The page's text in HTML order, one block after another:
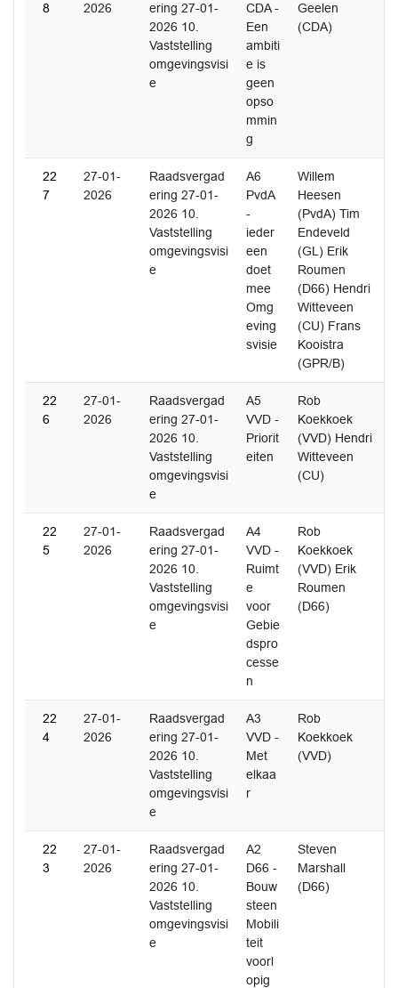
8
2026
ering 27-01-
2026 10.
Vaststelling
omgevingsvisi
e
CDA -
Een
ambiti
e is
geen
opso
mmin
g
Geelen
(CDA)
22
7
27-01-
2026
Raadsvergad
ering 27-01-
2026 10.
Vaststelling
omgevingsvisi
e
A6
PvdA
-
ieder
een
doet
mee
Omg
eving
svisie
Willem
Heesen
(PvdA) Tim
Endeveld
(GL) Erik
Roumen
(D66) Hendri
Witteveen
(CU) Frans
Kooistra
(GPR/B)
22
6
27-01-
2026
Raadsvergad
ering 27-01-
2026 10.
Vaststelling
omgevingsvisi
e
A5
VVD -
Priorit
eiten
Rob
Koekkoek
(VVD) Hendri
Witteveen
(CU)
22
5
27-01-
2026
Raadsvergad
ering 27-01-
2026 10.
Vaststelling
omgevingsvisi
e
A4
VVD -
Ruimt
e
voor
Gebie
dspro
cesse
n
Rob
Koekkoek
(VVD) Erik
Roumen
(D66)
22
4
27-01-
2026
Raadsvergad
ering 27-01-
2026 10.
Vaststelling
omgevingsvisi
e
A3
VVD -
Met
elkaa
r
Rob
Koekkoek
(VVD)
22
3
27-01-
2026
Raadsvergad
ering 27-01-
2026 10.
Vaststelling
omgevingsvisi
e
A2
D66 -
Bouw
steen
Mobili
teit
voorl
opig
Steven
Marshall
(D66)